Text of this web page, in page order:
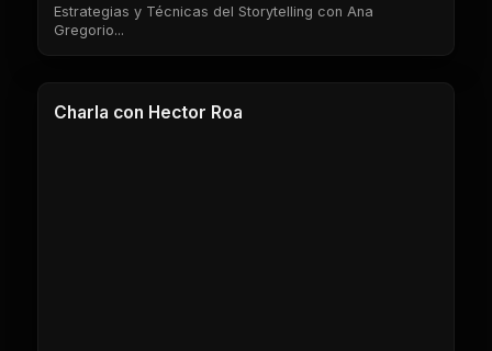
Estrategias y Técnicas del Storytelling con Ana
Gregorio...
1 Clases
Charla con Hector Roa